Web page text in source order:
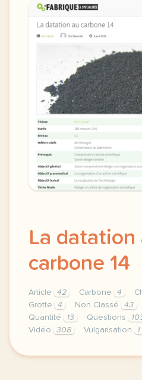
La datation
carbone 14
Article 42 Carbone 4
Grotte
4 Non Classé 43
Quantité
13 Questions
Vidéo
308 Vulgarisation 1
theme non classe